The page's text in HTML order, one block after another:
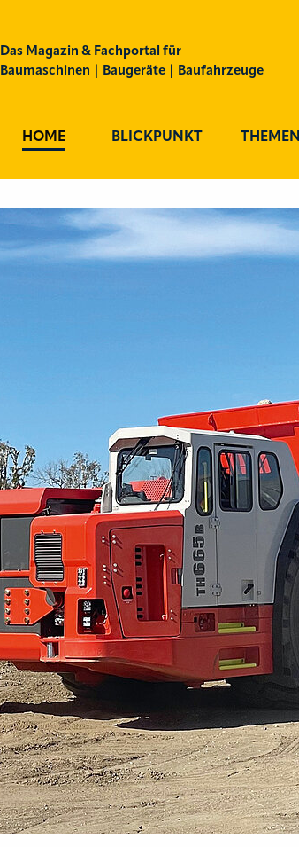
Das Magazin & Fachportal für
Baumaschinen | Baugeräte | Baufahrzeuge
HOME BLICKPUNKT THEMEN